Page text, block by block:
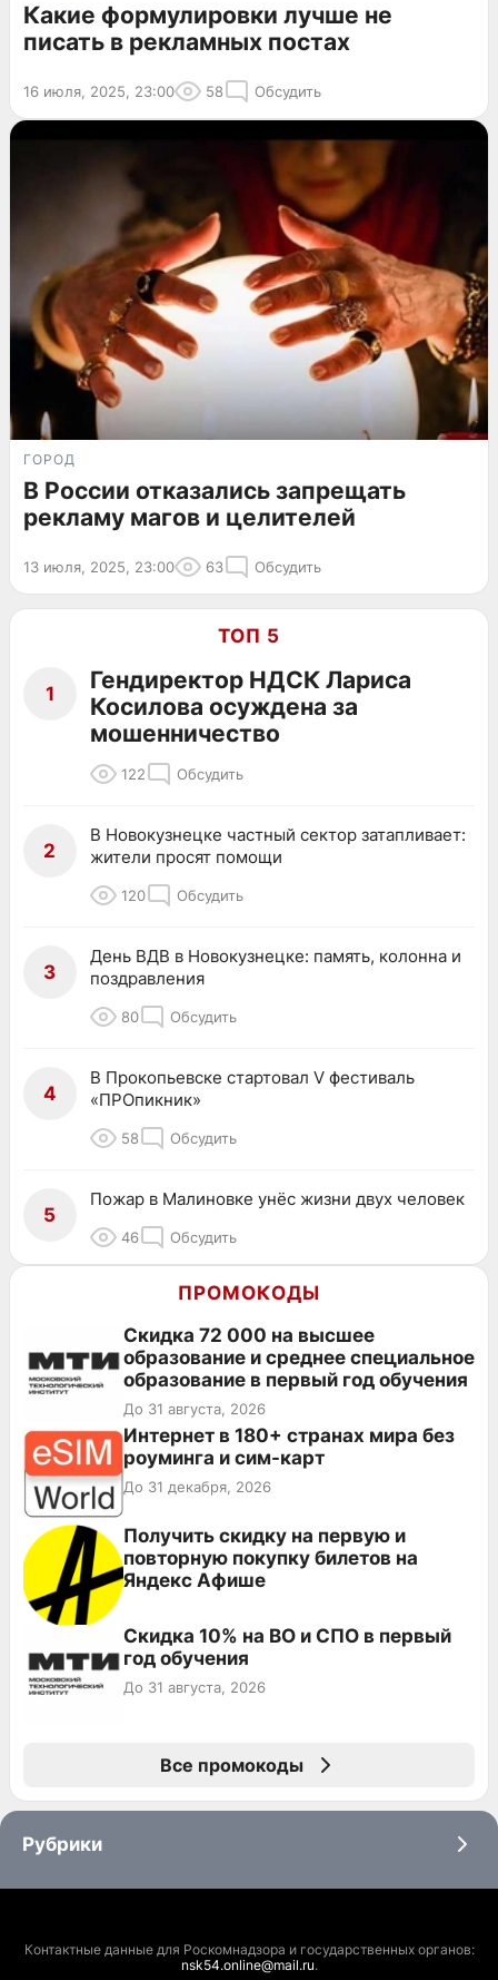
Какие формулировки лучше не
писать в рекламных постах
16 июля, 2025, 23:00 58 Обсудить
ГОРОД
В России отказались запрещать
рекламу магов и целителей
13 июля, 2025, 23:00 63 Обсудить
ТОП 5
1
Гендиректор НДСК Лариса
Косилова осуждена за
мошенничество
122 Обсудить
2
В Новокузнецке частный сектор затапливает:
жители просят помощи
120 Обсудить
3
День ВДВ в Новокузнецке: память, колонна и
поздравления
80 Обсудить
4
В Прокопьевске стартовал V фестиваль
«ПРОпикник»
58 Обсудить
5
Пожар в Малиновке унёс жизни двух человек
46 Обсудить
ПРОМОКОДЫ
Скидка 72 000 на высшее
образование и среднее специальное
образование в первый год обучения
До 31 августа, 2026
Интернет в 180+ странах мира без
роуминга и сим-карт
До 31 декабря, 2026
Получить скидку на первую и
повторную покупку билетов на
Яндекс Афише
Скидка 10% на ВО и СПО в первый
год обучения
До 31 августа, 2026
Все промокоды
Рубрики
Контактные данные для Роскомнадзора и государственных органов:
nsk54.online@mail.ru.